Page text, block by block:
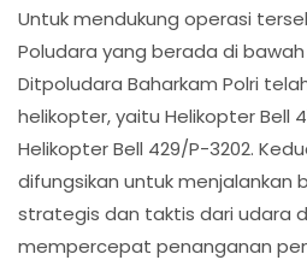
Untuk mendukung operasi
Poludara yang berada di
Ditpoludara Baharkam Polri
helikopter, yaitu Helikopter Bell
Helikopter Bell 429/P-3202.
difungsikan untuk menjalankan
strategis dan taktis dari udara
mempercepat penanganan